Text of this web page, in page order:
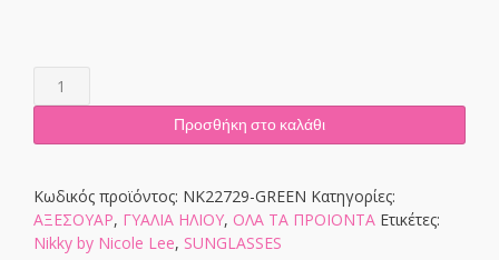
NK22729-
GREEN
Προσθήκη στο καλάθι
Κωδικός προϊόντος: NK22729-GREEN Κατηγορίες:
ΑΞΕΣΟΥΑΡ, ΓΥΑΛΙΑ ΗΛΙΟΥ, ΟΛΑ ΤΑ ΠΡΟΙΟΝΤΑ Ετικέτες:
Nikky by Nicole Lee, SUNGLASSES